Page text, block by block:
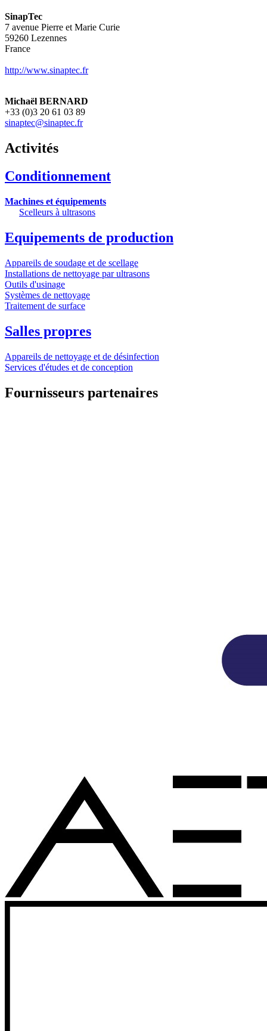
SinapTec
7 avenue Pierre et Marie Curie
59260 Lezennes
France
http://www.sinaptec.fr
Michaël BERNARD
+33 (0)3 20 61 03 89
sinaptec@sinaptec.fr
Activités
Conditionnement
Machines et équipements
Scelleurs à ultrasons
Equipements de production
Appareils de soudage et de scellage
Installations de nettoyage par ultrasons
Outils d'usinage
Systèmes de nettoyage
Traitement de surface
Salles propres
Appareils de nettoyage et de désinfection
Services d'études et de conception
Fournisseurs partenaires